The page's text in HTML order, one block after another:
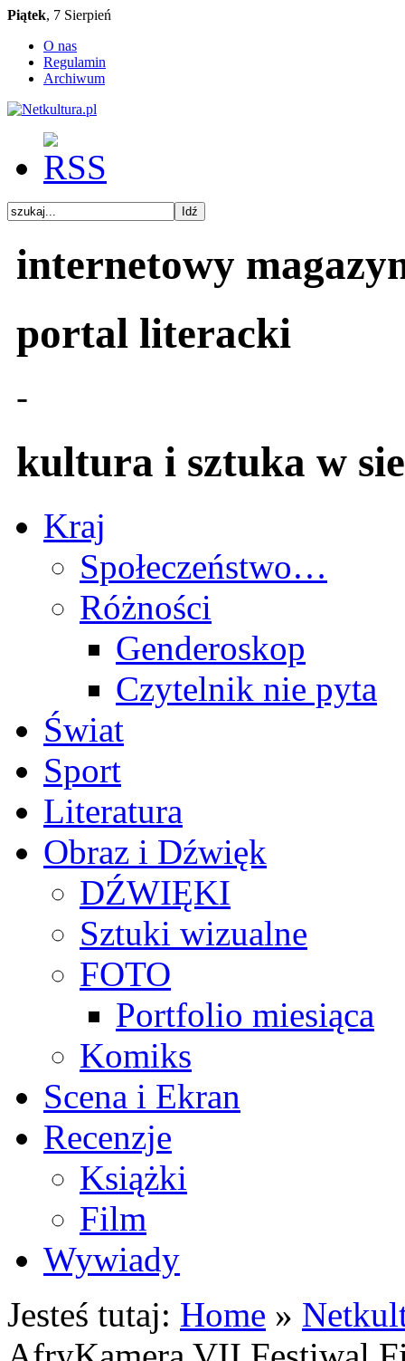
Piątek, 7 Sierpień
O nas
Regulamin
Archiwum
internetowy
portal literacki
-
kultura i sztuka w
Kraj
Społeczeństwo…
Różności
Genderoskop
Czytelnik nie pyta
Świat
Sport
Literatura
Obraz i Dźwięk
DŹWIĘKI
Sztuki wizualne
FOTO
Portfolio miesiąca
Komiks
Scena i Ekran
Recenzje
Książki
Film
Wywiady
Jesteś tutaj: Home »